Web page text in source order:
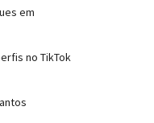
em
no TikTok